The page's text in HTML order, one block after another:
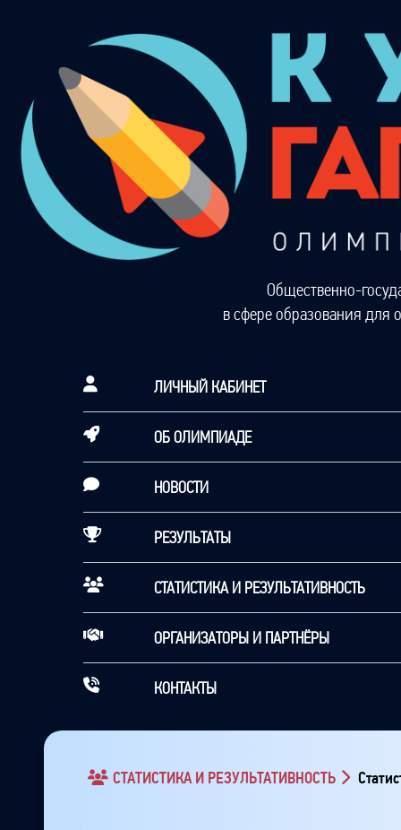
Общественно-
в сфере образования для
ЛИЧНЫЙ КАБИНЕТ
ОБ ОЛИМПИАДЕ
НОВОСТИ
РЕЗУЛЬТАТЫ
СТАТИСТИКА И РЕЗУЛЬТАТИВНОСТЬ
ОРГАНИЗАТОРЫ И ПАРТНЁРЫ
КОНТАКТЫ
СТАТИСТИКА И РЕЗУЛЬТАТИВНОСТЬ